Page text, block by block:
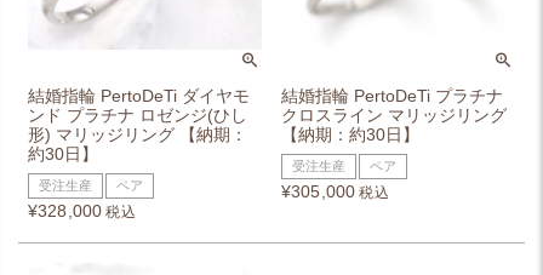
結婚指輪 PertoDeTi ダイヤモ
ンド プラチナ ロゼンジ(ひし
形) マリッジリング 【納期：
約30日】
受注生産 ペア
¥328,000 税込
結婚指輪 PertoDeTi プラチナ
クロスライン マリッジリング
【納期：約30日】
受注生産 ペア
¥305,000 税込